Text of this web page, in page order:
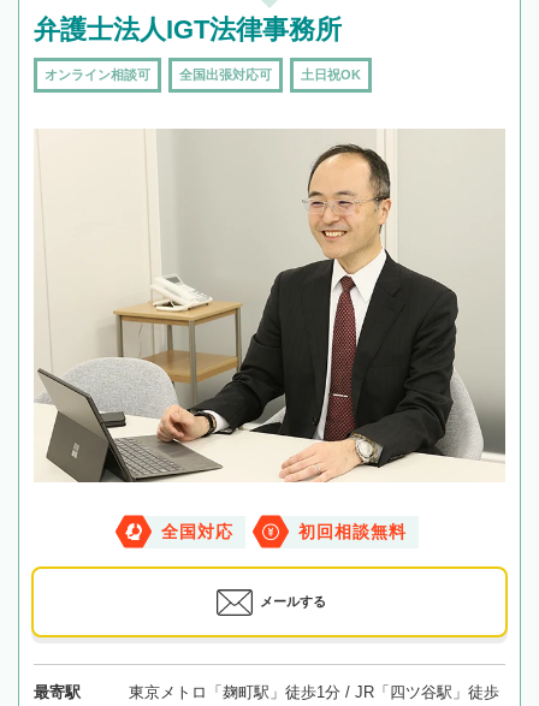
弁護士法人IGT法律事務所
オンライン相談可 全国出張対応可 土日祝OK
全国対応 初回相談無料
メールする
最寄駅
東京メトロ「麹町駅」徒歩1分 / JR「四ツ谷駅」徒歩